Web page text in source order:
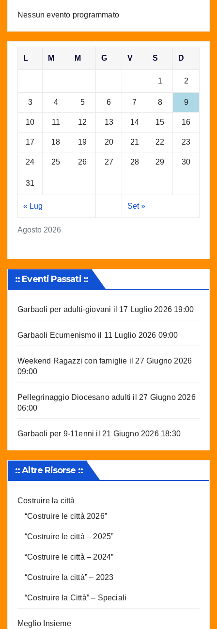
Nessun evento programmato
Agosto 2026
L M M G V S D
1 2
3 4 5 6 7 8 9
10 11 12 13 14 15 16
17 18 19 20 21 22 23
24 25 26 27 28 29 30
31
« Lug Set »
:: Eventi Passati ::
Garbaoli per adulti-giovani il 17 Luglio 2026 19:00
Garbaoli Ecumenismoil 11 Luglio 2026 09:00
Weekend Ragazzi con famiglie il 27 Giugno 2026
09:00
Pellegrinaggio Diocesano adulti il 27 Giugno 2026
06:00
Garbaoli per 9-11enni il 21 Giugno 2026 18:30
:: Altre Risorse ::
Costruire la città
“Costruire le città 2026”
“Costruire le città – 2025”
“Costruire le città – 2024”
“Costruire la città” – 2023
“Costruire la Città” – Speciali
Meglio Insieme